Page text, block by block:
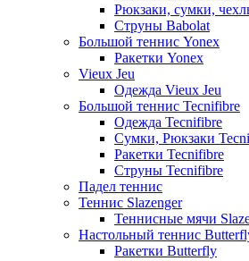
Рюкзаки, сумки,
Струны Babolat
Большой теннис Yonex
Ракетки Yonex
Vieux Jeu
Одежда Vieux Jeu
Большой теннис Tecnifibre
Одежда Tecnifibre
Сумки, Рюкзаки
Ракетки Tecnifibre
Струны Tecnifibre
Падел теннис
Теннис Slazenger
Теннисные мячи
Настольный теннис
Ракетки Butterfly